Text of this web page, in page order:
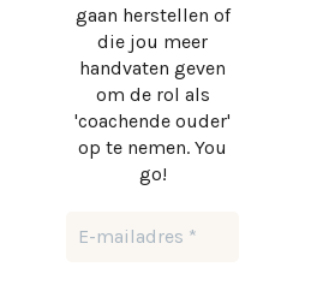
gaan herstellen of
die jou meer
handvaten geven
om de rol als
'coachende ouder'
op te nemen. You
go!